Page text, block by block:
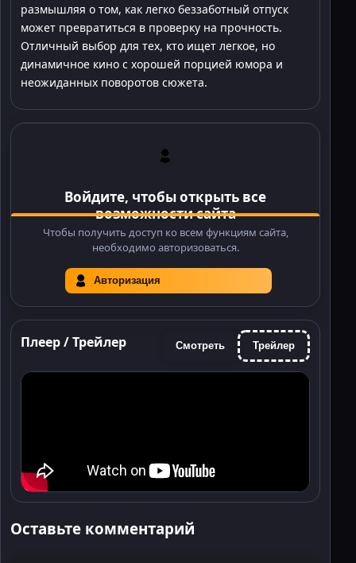
размышляя о том, как легко беззаботный отпуск
может превратиться в проверку на прочность.
Отличный выбор для тех, кто ищет легкое, но
динамичное кино с хорошей порцией юмора и
неожиданных поворотов сюжета.
Войдите, чтобы открыть все
возможности сайта
Чтобы получить доступ ко всем функциям сайта,
необходимо авторизоваться.
Авторизация
Плеер / Трейлер Смотреть Трейлер
Оставьте комментарий